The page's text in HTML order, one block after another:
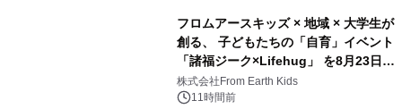
フロムアースキッズ × 地域 × 大学生が
創る、 子どもたちの「自育」イベント
「諸福ジーク×Lifehug」 を8月23日
(日)開催
株式会社From Earth Kids
11時間前